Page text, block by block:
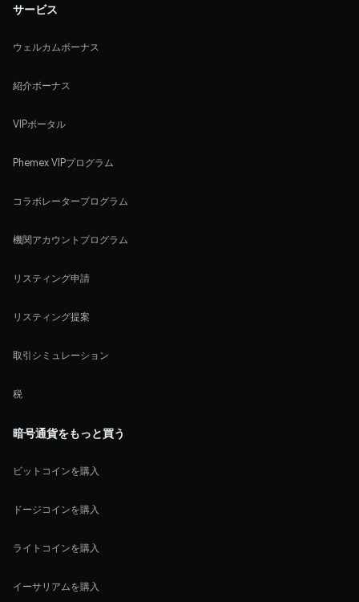
サービス
ウェルカムボーナス
紹介ボーナス
VIPポータル
Phemex VIPプログラム
コラボレータープログラム
機関アカウントプログラム
リスティング申請
リスティング提案
取引シミュレーション
税
暗号通貨をもっと買う
ビットコインを購入
ドージコインを購入
ライトコインを購入
イーサリアムを購入